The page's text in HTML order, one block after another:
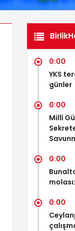
0:00
YKS
günler
0:00
Millî
0:00
0:00